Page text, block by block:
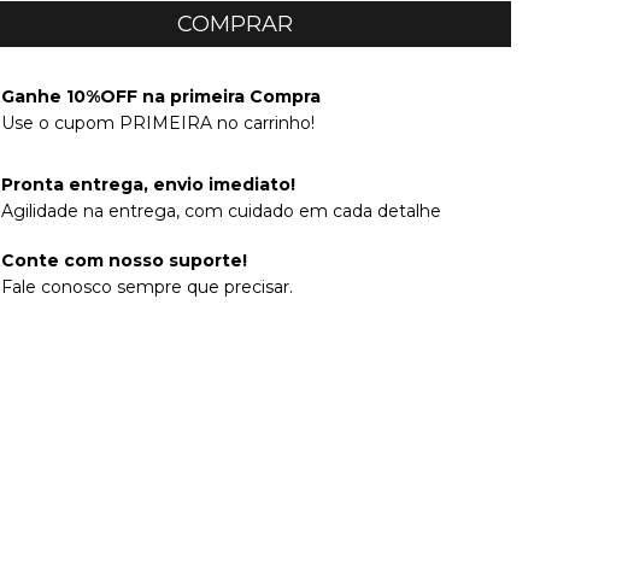
Ganhe 10%OFF na primeira Compra
Use o cupom PRIMEIRA no carrinho!
Pronta entrega, envio imediato!
Agilidade na entrega, com cuidado em cada detalhe
Conte com nosso suporte!
Fale conosco sempre que precisar.